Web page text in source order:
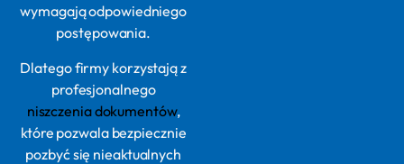
wymagają odpowiedniego
postępowania.
Dlatego firmy korzystają z
profesjonalnego
niszczenia dokumentów,
które pozwala bezpiecznie
pozbyć się nieaktualnych